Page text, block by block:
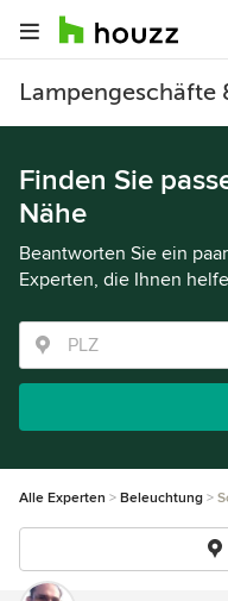
Lampengeschäfte
Finden Sie
Nähe
Beantworten Sie ein
Experten, die Ihnen
Alle Experten Beleuchtung